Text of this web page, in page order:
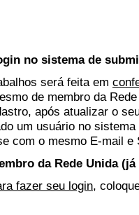
no sistema de
será feita em
de membro da
após atualizar o
um usuário no
com o mesmo E-mail e
da Rede Unida
fazer seu login,